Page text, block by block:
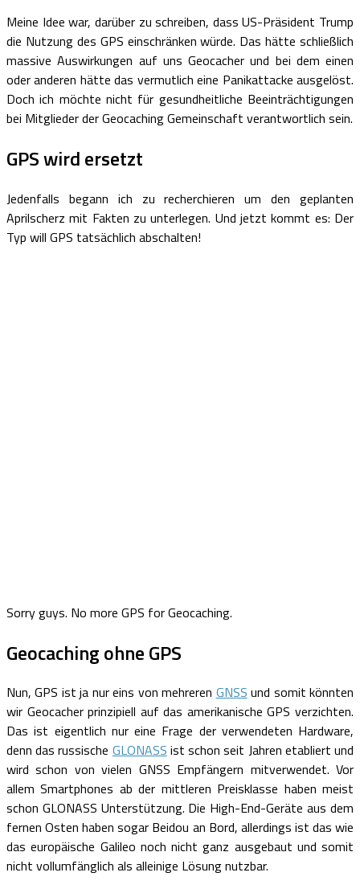
Meine Idee war, darüber zu schreiben, dass US-Präsident Trump
die Nutzung des GPS einschränken würde. Das hätte schließlich
massive Auswirkungen auf uns Geocacher und bei dem einen
oder anderen hätte das vermutlich eine Panikattacke ausgelöst.
Doch ich möchte nicht für gesundheitliche Beeinträchtigungen
bei Mitglieder der Geocaching Gemeinschaft verantwortlich sein.
GPS wird ersetzt
Jedenfalls begann ich zu recherchieren um den geplanten
Aprilscherz mit Fakten zu unterlegen. Und jetzt kommt es: Der
Typ will GPS tatsächlich abschalten!
Sorry guys. No more GPS for Geocaching.
Geocaching ohne GPS
Nun, GPS ist ja nur eins von mehreren GNSS und somit könnten
wir Geocacher prinzipiell auf das amerikanische GPS verzichten.
Das ist eigentlich nur eine Frage der verwendeten Hardware,
denn das russische GLONASS ist schon seit Jahren etabliert und
wird schon von vielen GNSS Empfängern mitverwendet. Vor
allem Smartphones ab der mittleren Preisklasse haben meist
schon GLONASS Unterstützung. Die High-End-Geräte aus dem
fernen Osten haben sogar Beidou an Bord, allerdings ist das wie
das europäische Galileo noch nicht ganz ausgebaut und somit
nicht vollumfänglich als alleinige Lösung nutzbar.